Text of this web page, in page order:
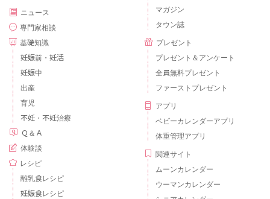
ニュース
専門家相談
基礎知識
妊娠前・妊活
妊娠中
出産
育児
不妊・不妊治療
Ｑ＆Ａ
体験談
レシピ
離乳食レシピ
妊娠食レシピ
マガジン
タウン誌
プレゼント
プレゼント＆アンケート
全員無料プレゼント
ファーストプレゼント
アプリ
ベビーカレンダーアプリ
体重管理アプリ
関連サイト
ムーンカレンダー
ウーマンカレンダー